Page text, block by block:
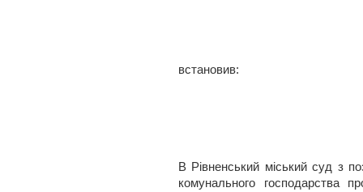
встановив:
В Рівненський міський суд з
комунального господарства